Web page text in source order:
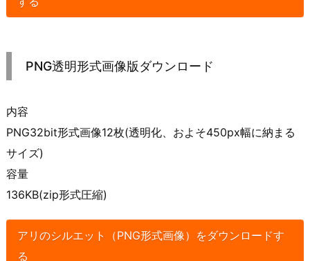
PNG透明形式画像版ダウンロード
内容
PNG32bit形式画像12枚(透明化、およそ450px幅に納まる
サイズ)
容量
136KB(zip形式圧縮)
アリのシルエット（PNG形式画像）をダウンロードす
る